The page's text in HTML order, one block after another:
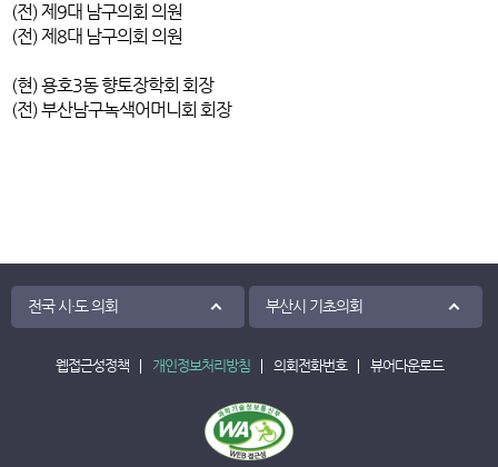
(전) 제9대 남구의회 의원
(전) 제8대 남구의회 의원
(현) 용호3동 향토장학회 회장
(전) 부산남구녹색어머니회 회장
전국 시·도 의회 부산시 기초의회
웹접근성정책 개인정보처리방침 의회전화번호 뷰어다운로드